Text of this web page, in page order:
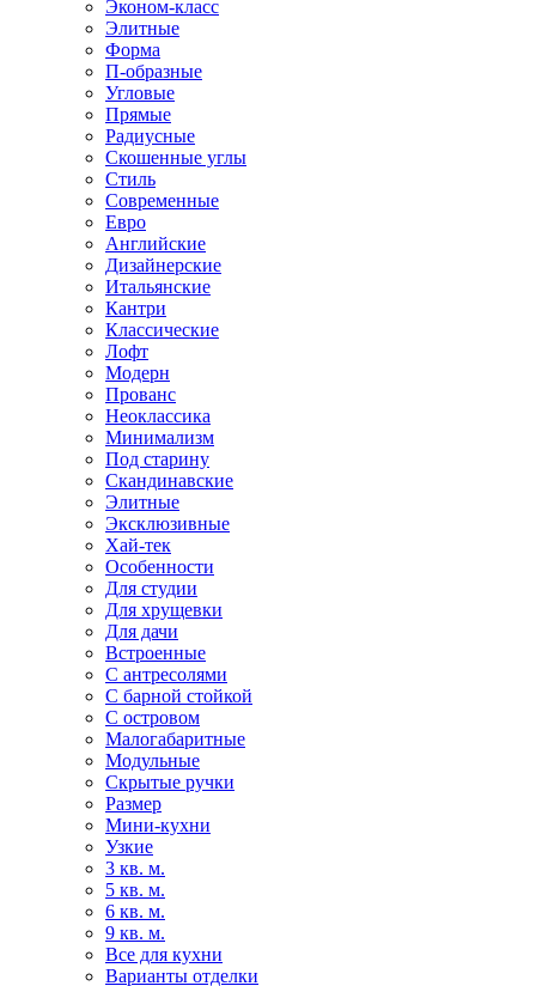
Эконом-класс
Элитные
Форма
П-образные
Угловые
Прямые
Радиусные
Скошенные углы
Стиль
Современные
Евро
Английские
Дизайнерские
Итальянские
Кантри
Классические
Лофт
Модерн
Прованс
Неоклассика
Минимализм
Под старину
Скандинавские
Элитные
Эксклюзивные
Хай-тек
Особенности
Для студии
Для хрущевки
Для дачи
Встроенные
С антресолями
С барной стойкой
С островом
Малогабаритные
Модульные
Скрытые ручки
Размер
Мини-кухни
Узкие
3 кв. м.
5 кв. м.
6 кв. м.
9 кв. м.
Все для кухни
Варианты отделки